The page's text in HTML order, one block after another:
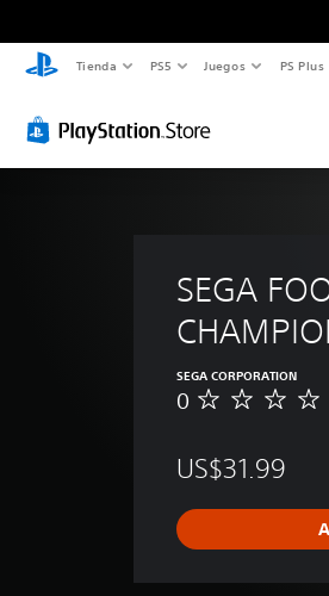
Tienda PS5 Juegos PS Plus
SEGA
SEGA CORPORATION
S
c
l
i
i
0
US$31.99